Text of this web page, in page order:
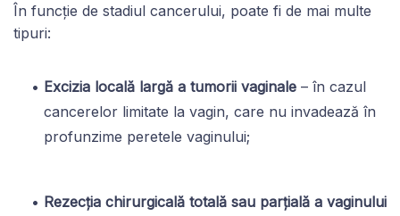
În funcție de stadiul cancerului, poate fi de mai multe
tipuri:
Excizia locală largă a tumorii vaginale – în cazul
cancerelor limitate la vagin, care nu invadează în
profunzime peretele vaginului;
Rezecția chirurgicală totală sau parțială a vaginului